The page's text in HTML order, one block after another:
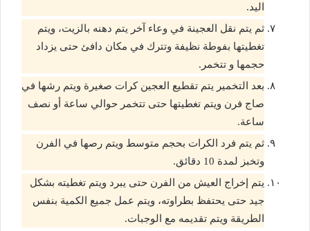
اليد.
ثم يتم نقل العجينة في وعاء آخر يتم دهنه بالزيت، ويتم
تغطيتها بفوطة نظيفة وتترك في مكان دافئ حتى يزداد
حجمها و تتخمر.
بعد التخمير يتم تقطيع العجين كرات صغيرة ويتم رشها في
صاج فرن ويتم تغطيتها حتى تتخمر حوالي ساعة أو نصف
ساعة.
ثم يتم فرد الكرات بحجم متوسط ويتم رصها في الفرن
وتخبز لمدة 10 دقائق.
يتم إخراج العيش من الفرن حتى يبرد ويتم تغطيته بشكل
جيد حتى يحتفظ بطراوته، ويتم عمل جميع الكمية بنفس
الطريقة ويتم تقديمه مع الوجبات.